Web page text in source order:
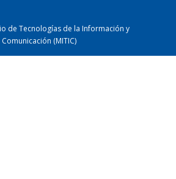
de Tecnologías de la Información y
Comunicación (MITIC)